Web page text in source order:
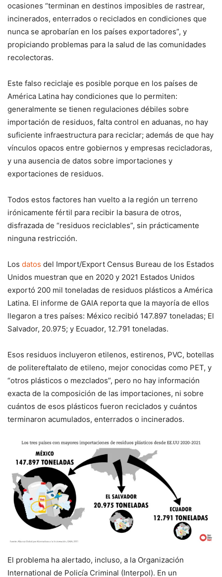
ocasiones “terminan en destinos imposibles de rastrear,
incinerados, enterrados o reciclados en condiciones que
nunca se aprobarían en los países exportadores”, y
propiciando problemas para la salud de las comunidades
recolectoras.
Este falso reciclaje es posible porque en los países de
América Latina hay condiciones que lo permiten:
generalmente se tienen regulaciones débiles sobre
importación de residuos, falta control en aduanas, no hay
suficiente infraestructura para reciclar; además de que hay
vínculos opacos entre gobiernos y empresas recicladoras,
y una ausencia de datos sobre importaciones y
exportaciones de residuos.
Todos estos factores han vuelto a la región un terreno
irónicamente fértil para recibir la basura de otros,
disfrazada de “residuos reciclables”, sin prácticamente
ninguna restricción.
Los datos del Import/Export Census Bureau de los Estados
Unidos muestran que en 2020 y 2021 Estados Unidos
exportó 200 mil toneladas de residuos plásticos a América
Latina. El informe de GAIA reporta que la mayoría de ellos
llegaron a tres países: México recibió 147.897 toneladas; El
Salvador, 20.975; y Ecuador, 12.791 toneladas.
Esos residuos incluyeron etilenos, estirenos, PVC, botellas
de politereftalato de etileno, mejor conocidas como PET, y
“otros plásticos o mezclados”, pero no hay información
exacta de la composición de las importaciones, ni sobre
cuántos de esos plásticos fueron reciclados y cuántos
terminaron acumulados, enterrados o incinerados.
El problema ha alertado, incluso, a la Organización
International de Policía Criminal (Interpol). En un